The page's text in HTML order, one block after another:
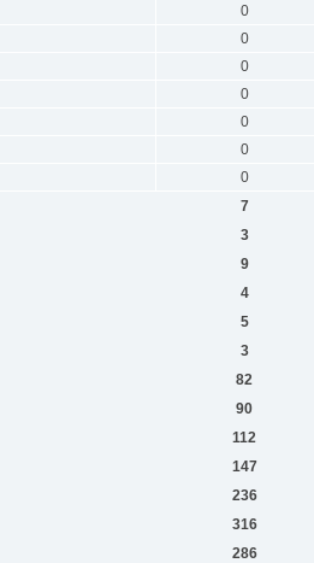
0
0
0
0
0
0
0
7
3
9
4
5
3
82
90
112
147
236
316
286